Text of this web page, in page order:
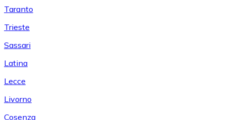
Taranto
Trieste
Sassari
Latina
Lecce
Livorno
Cosenza